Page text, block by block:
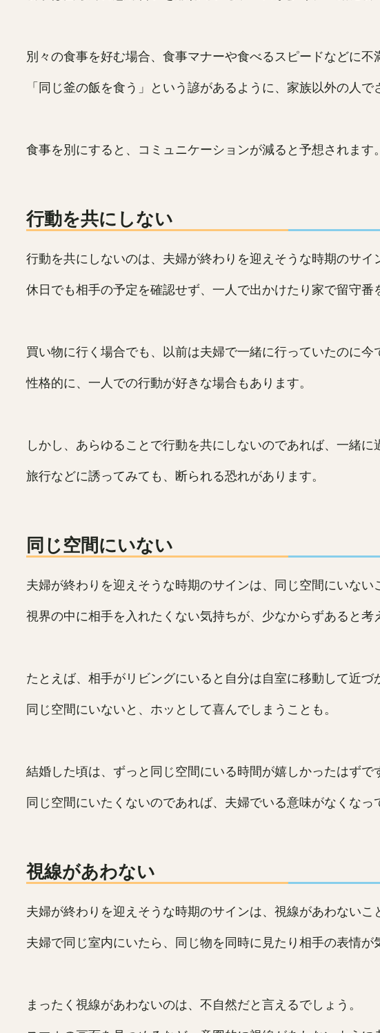
別々の食事を好む場合、食事マナーや食べるスピードなどに不
「同じ釜の飯を食う」という諺があるように、家族以外の人
食事を別にすると、コミュニケーションが減ると予想されます。
行動を共にしない
行動を共にしないのは、夫婦が終わりを迎えそうな時期のサイ
休日でも相手の予定を確認せず、一人で出かけたり家で留守番
買い物に行く場合でも、以前は夫婦で一緒に行っていたのに今
性格的に、一人での行動が好きな場合もあります。
しかし、あらゆることで行動を共にしないのであれば、一緒
旅行などに誘ってみても、断られる恐れがあります。
同じ空間にいない
夫婦が終わりを迎えそうな時期のサインは、同じ空間にいない
視界の中に相手を入れたくない気持ちが、少なからずあると考
たとえば、相手がリビングにいると自分は自室に移動して近
同じ空間にいないと、ホッとして喜んでしまうことも。
結婚した頃は、ずっと同じ空間にいる時間が嬉しかったはずで
同じ空間にいたくないのであれば、夫婦でいる意味がなくなっ
視線があわない
夫婦が終わりを迎えそうな時期のサインは、視線があわないこ
夫婦で同じ室内にいたら、同じ物を同時に見たり相手の表情
まったく視線があわないのは、不自然だと言えるでしょう。